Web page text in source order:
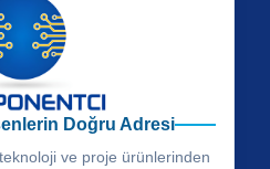
Doğru Adresi
ve proje ürünlerinden